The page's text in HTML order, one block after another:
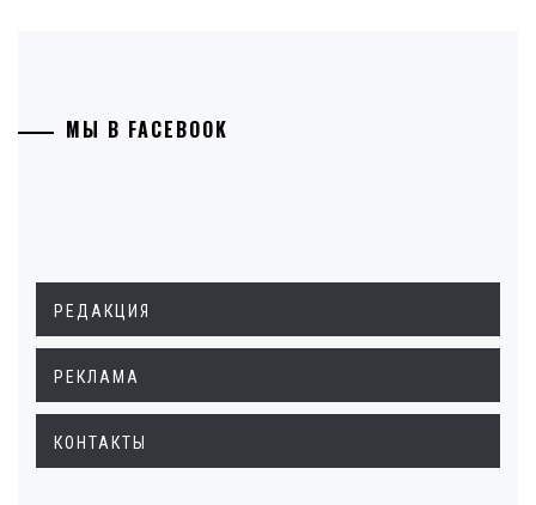
МЫ В FACEBOOK
РЕДАКЦИЯ
РЕКЛАМА
КОНТАКТЫ